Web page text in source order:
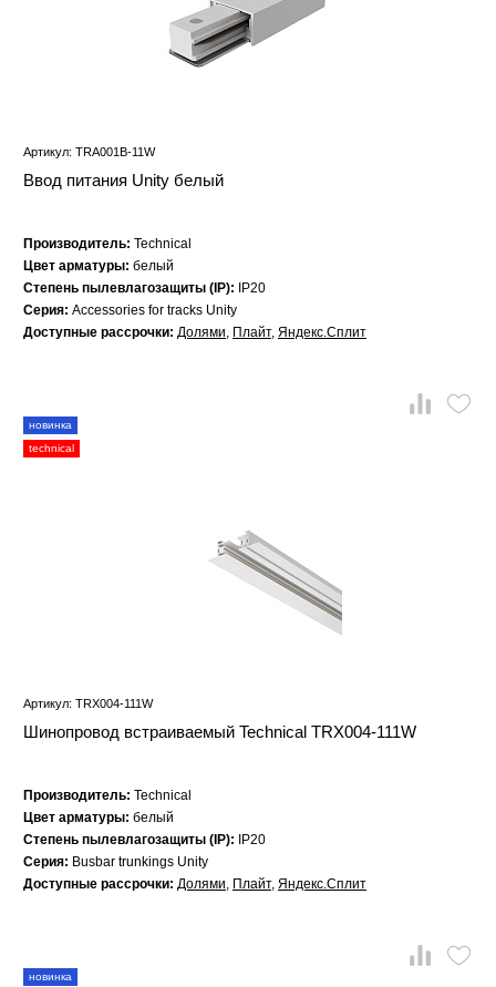
Артикул: TRA001B-11W
Ввод питания Unity белый
Производитель: Technical
Цвет арматуры: белый
Степень пылевлагозащиты (IP):
IP20
Серия: Accessories for tracks Unity
Доступные рассрочки: Долями, Плайт, Яндекс.Сплит
новинка
technical
Артикул: TRX004-111W
Шинопровод встраиваемый Technical TRX004-111W
Производитель: Technical
Цвет арматуры: белый
Степень пылевлагозащиты (IP):
IP20
Серия: Busbar trunkings Unity
Доступные рассрочки: Долями, Плайт, Яндекс.Сплит
новинка